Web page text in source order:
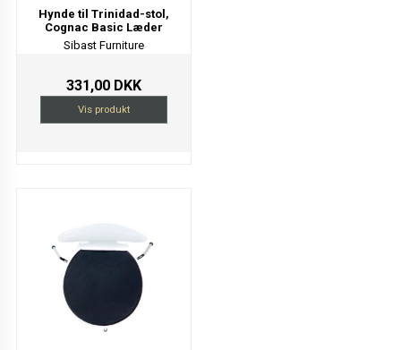
Hynde til Trinidad-stol,
Cognac Basic Læder
Sibast Furniture
331,00 DKK
Vis produkt